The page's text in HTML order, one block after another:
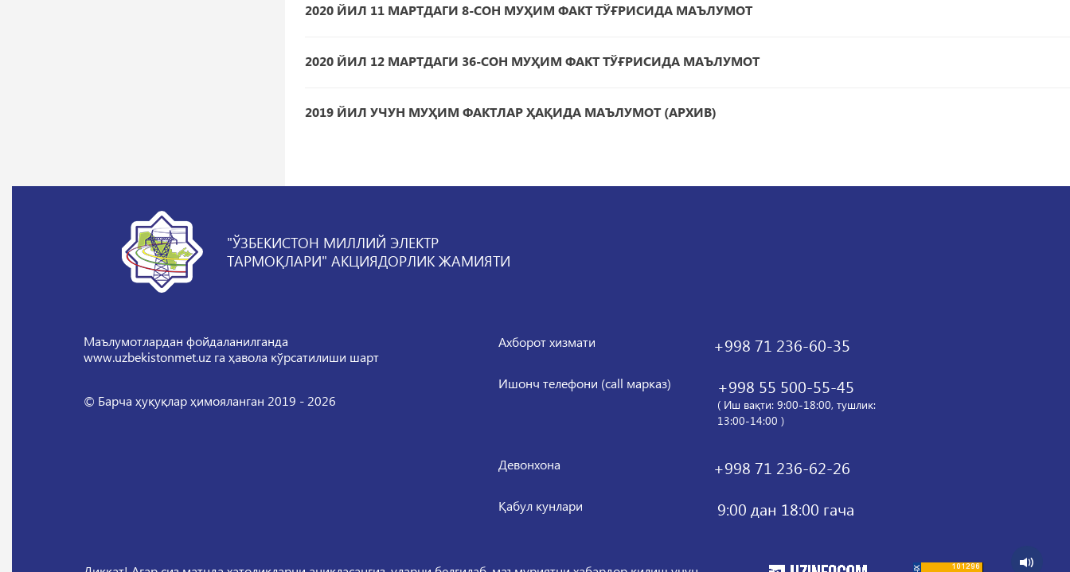
2020 ЙИЛ 11 МАРТДАГИ 8-СОН МУҲИМ ФАКТ ТЎҒРИСИДА МАЪЛУМОТ
2020 ЙИЛ 12 МАРТДАГИ 36-СОН МУҲИМ ФАКТ ТЎҒРИСИДА МАЪЛУМОТ
2019 ЙИЛ УЧУН МУҲИМ ФАКТЛАР ҲАҚИДА МАЪЛУМОТ (АРХИВ)
"ЎЗБЕКИСТОН МИЛЛИЙ ЭЛЕКТР
ТАРМОҚЛАРИ" АКЦИЯДОРЛИК ЖАМИЯТИ
Маълумотлардан фойдаланилганда
www.uzbekistonmet.uz га ҳавола кўрсатилиши шарт
© Барча ҳуқуқлар ҳимояланган 2019 - 2026
Ахборот хизмати +998 71 236-60-35
Ишонч телефони (call марказ) +998 55 500-55-45
( Иш вақти: 9:00-18:00, тушлик:
13:00-14:00 )
Девонхона +998 71 236-62-26
Қабул кунлари 9:00 дан 18:00 гача